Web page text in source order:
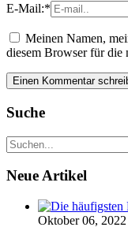
E-Mail:*
Meinen Namen,
diesem Browser für die
Suche
Neue Artikel
Oktober 06, 2022